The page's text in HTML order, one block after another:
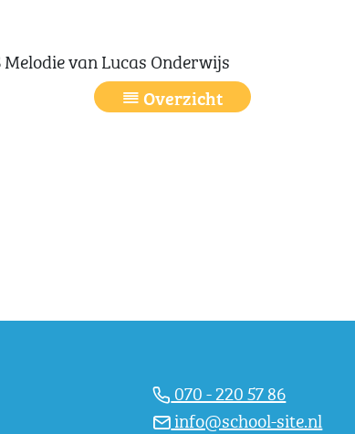
Overzicht
070 - 220 57 86
info@school-site.nl